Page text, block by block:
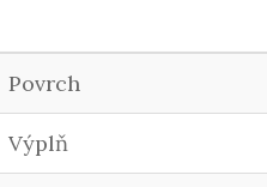
Povrch
Výplň